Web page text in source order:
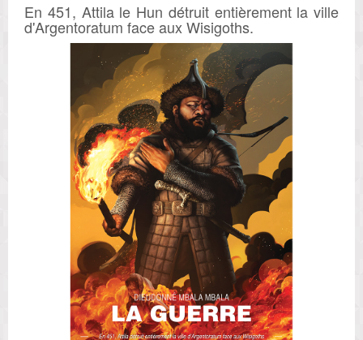
En 451, Attila le Hun détruit entièrement la ville
d'Argentoratum face aux Wisigoths.